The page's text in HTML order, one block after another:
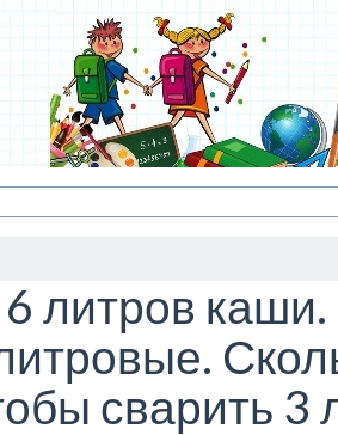
6 литров
сварить 3